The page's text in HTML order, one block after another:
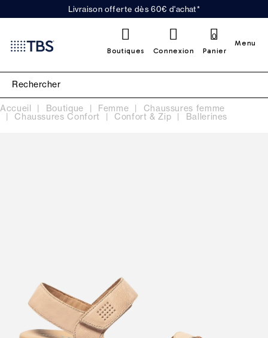
Livraison offerte dès 60€ d'achat*
Boutiques Connexion Panier
0
Menu
Accueil Boutique Femme Chaussures femme
Chaussures Confort Confort & Zip Ballerines